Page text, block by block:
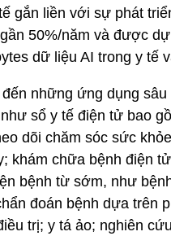
gắn liền với sự phát
50%/năm và được
dữ liệu AI trong y tế
những ứng dụng sâu
sổ y tế điện tử bao
dõi chăm sóc sức
khám chữa bệnh điện
bệnh từ sớm, như
đoán bệnh dựa trên
trị; y tá ảo; nghiên